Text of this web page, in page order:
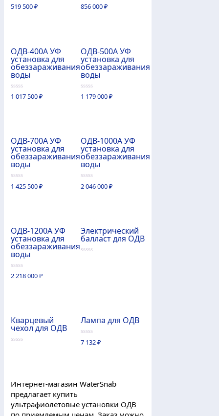
0
из
519 500₽
0
из
856 000₽
ОДВ-400А УФ
установка для
обеззараживания
воды
0
из
1 017 500₽
ОДВ-500А УФ
установка для
обеззараживания
воды
0
из
1 179 000₽
ОДВ-700А УФ
установка для
обеззараживания
воды
0
из
1 425 500₽
ОДВ-1000А УФ
установка для
обеззараживания
воды
0
из
2 046 000₽
ОДВ-1200А УФ
установка для
обеззараживания
воды
0
из
2 218 000₽
Электрический
балласт для ОДВ
Кварцевый
чехол для ОДВ
Лампа для ОДВ
0
из
7 132₽
Интернет-магазин WaterSnab
предлагает купить
ультрафиолетовые установки ОДВ